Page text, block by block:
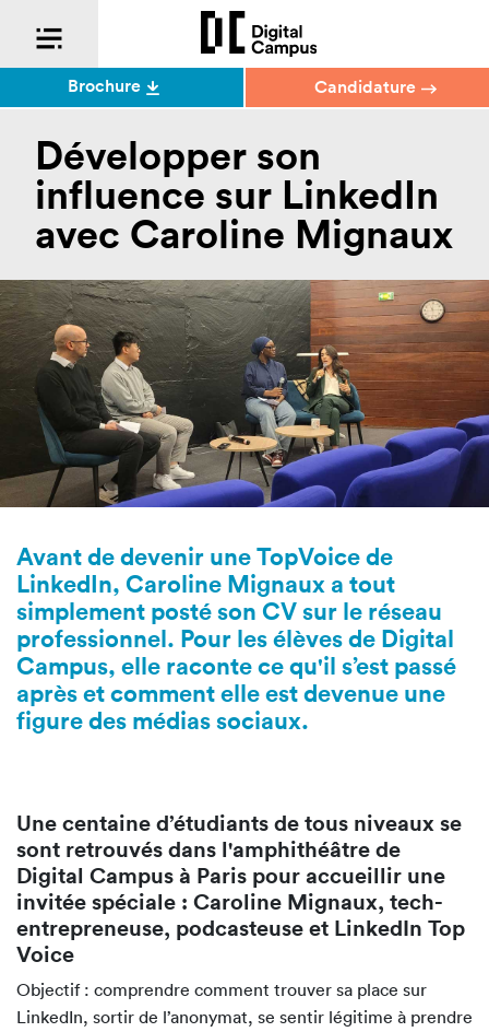
Développer son
influence sur LinkedIn
avec Caroline Mignaux
Avant de devenir une TopVoice de
LinkedIn, Caroline Mignaux a tout
simplement posté son CV sur le réseau
professionnel. Pour les élèves de Digital
Campus, elle raconte ce qu'il s’est passé
après et comment elle est devenue une
figure des médias sociaux.
Une centaine d’étudiants de tous niveaux se
sont retrouvés dans l'amphithéâtre de
Digital Campus à Paris pour accueillir une
invitée spéciale : Caroline Mignaux, tech-
entrepreneuse, podcasteuse et LinkedIn Top
Voice
Objectif : comprendre comment trouver sa place sur
LinkedIn, sortir de l’anonymat, se sentir légitime à prendre
Brochure Candidature